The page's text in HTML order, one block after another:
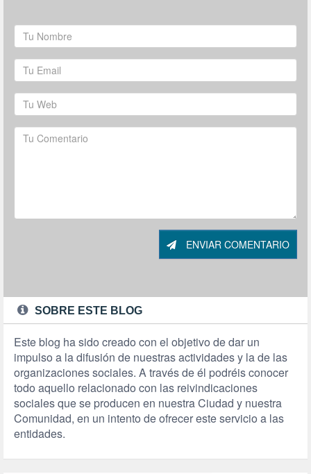
ENVIAR COMENTARIO
SOBRE ESTE BLOG
Este blog ha sido creado con el objetivo de dar un
impulso a la difusión de nuestras actividades y la de las
organizaciones sociales. A través de él podréis conocer
todo aquello relacionado con las reivindicaciones
sociales que se producen en nuestra Ciudad y nuestra
Comunidad, en un intento de ofrecer este servicio a las
entidades.